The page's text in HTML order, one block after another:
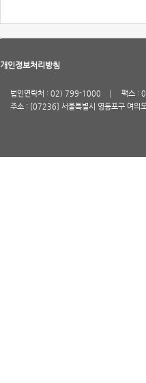
개인정보처리방침
법인연락처 : 02) 799-1000
팩스 :
주소 : [07236] 서울특별시 영등포구 여